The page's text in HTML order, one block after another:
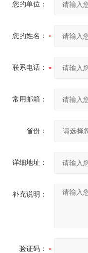
您的单位：
您的姓名：
联系电话：
常用邮箱：
省份：
详细地址：
补充说明：
验证码：